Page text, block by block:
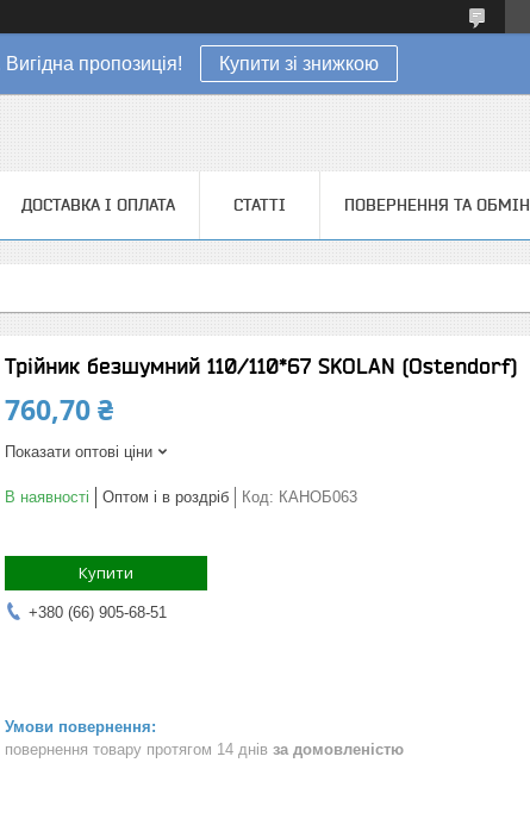
пропозиція! Купити зі знижкою
ДОСТАВКА І ОПЛАТА СТАТТІ ПОВЕРНЕННЯ ТА ОБМІН
Трійник безшумний 110/110*67 SKOLAN (Ostendorf)
760,70 ₴
Показати оптові ціни
В наявності Оптом і в роздріб Код: КАНОБ063
Купити
+380 (66) 905-68-51
повернення товару протягом 14 днів за домовленістю